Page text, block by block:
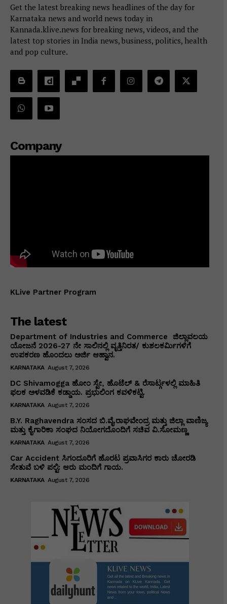
Get the latest breaking news headlines of the day for
Karnataka news and world news today in
Kannada.klive.news for breaking news, videos, and the
latest top stories in India news, business, politics, health
and pop culture.
Company
KLive Partner Program
The latest
Department of Industries and Commerce ಜಿಲ್ಲಾವಲಯ
ಯೋಜನೆ 2026-27 ನೇ ಸಾಲಿನಲ್ಲಿ ವೃತ್ತಿನಿರತ/ ಕುಶಲಕರ್ಮಿಗಳಿಗೆ
ಉಪಕರಣ ಹೊಂದಲು ಅರ್ಜಿ ಆಹ್ವಾನ.
KARNATAKA August 7, 2026
DC Shivamogga ಹೋಂ ಸ್ಟೇ, ಹೊಟೆಲ್ & ರೆಸಾರ್ಟ್ಗಳಲ್ಲಿ ಮಾಹಿತಿ
ಫಲಕ ಅಳವಡಿಕೆ ಕಡ್ಡಾಯ. ಪ್ರಭುಲಿಂಗ ಕವಳಿಕಟ್ಟಿ.
KARNATAKA August 7, 2026
B.Y. Raghavendra ಸಂಸದ ಬಿ.ವೈ.ರಾಘವೇಂದ್ರ ಮತ್ತು ಜಿಲ್ಲಾ ವಾಣಿಜ್ಯ
ಮತ್ತು ಕೈಗಾರಿಕಾ ಸಂಘದ ನಿಯೋಗದೊಂದಿಗೆ ಸಚಿವ ವಿ‌.ಸೋಮಣ್ಣ
KARNATAKA August 7, 2026
Car Accident ಸಿಗಂದೂರಿಗೆ ಹೊರಟ ಪ್ರವಾಸಿಗರ ಕಾರು ಚೋರಡಿ
ಸೇತುವೆ ಬಳಿ ಪಲ್ಟಿ: ಆರು ಮಂದಿಗೆ ಗಾಯ.
KARNATAKA August 7, 2026